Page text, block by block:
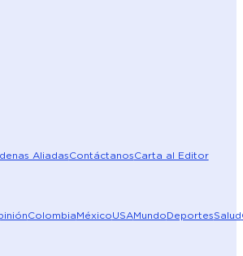
AliadasContáctanosCarta al Editor
ColombiaMéxicoUSAMundoDeportesSalud